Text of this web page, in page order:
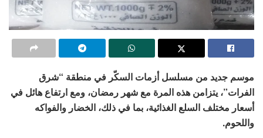
موسم جديد من مسلسل أزمات السكّر في منطقة “شرق
الفرات”، يتزامن هذه المرة مع شهر رمضان، ومع ارتفاع هائل في
أسعار مختلف السلع الغذائية، بما في ذلك، الخضار والفواكه
واللحوم.